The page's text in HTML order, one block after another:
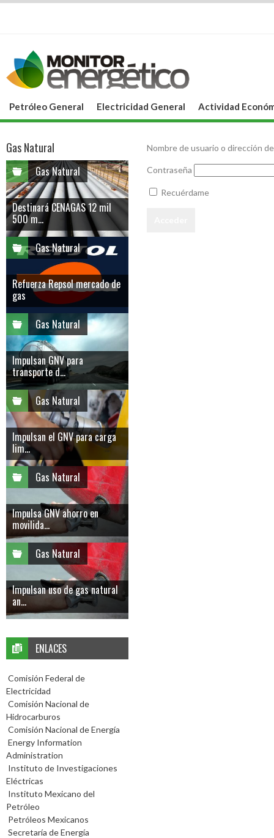
Petróleo General Electricidad General Actividad
Nombre de usuario o dirección
Contraseña
Recuérdame
Gas Natural
Gas Natural
Destinará CENAGAS 12 mil
500 m...
Gas Natural
Refuerza Repsol mercado de
gas
Gas Natural
Impulsan GNV para
transporte d...
Gas Natural
Impulsan el GNV para carga
lim...
Gas Natural
Impulsa GNV ahorro en
movilida...
Gas Natural
Impulsan uso de gas natural
an...
ENLACES
Comisión Federal de
Electricidad
Comisión Nacional de
Hidrocarburos
Comisión Nacional de Energía
Energy Information
Administration
Instituto de Investigaciones
Eléctricas
Instituto Mexicano del
Petróleo
Petróleos Mexicanos
Secretaría de Energía